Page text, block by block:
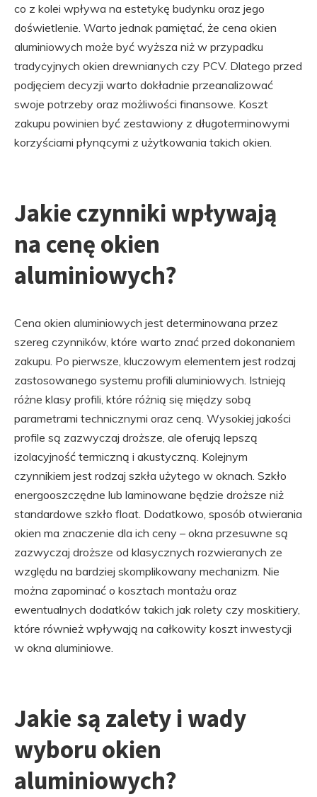
co z kolei wpływa na estetykę budynku oraz jego
doświetlenie. Warto jednak pamiętać, że cena okien
aluminiowych może być wyższa niż w przypadku
tradycyjnych okien drewnianych czy PCV. Dlatego przed
podjęciem decyzji warto dokładnie przeanalizować
swoje potrzeby oraz możliwości finansowe. Koszt
zakupu powinien być zestawiony z długoterminowymi
korzyściami płynącymi z użytkowania takich okien.
Jakie czynniki wpływają
na cenę okien
aluminiowych?
Cena okien aluminiowych jest determinowana przez
szereg czynników, które warto znać przed dokonaniem
zakupu. Po pierwsze, kluczowym elementem jest rodzaj
zastosowanego systemu profili aluminiowych. Istnieją
różne klasy profili, które różnią się między sobą
parametrami technicznymi oraz ceną. Wysokiej jakości
profile są zazwyczaj droższe, ale oferują lepszą
izolacyjność termiczną i akustyczną. Kolejnym
czynnikiem jest rodzaj szkła użytego w oknach. Szkło
energooszczędne lub laminowane będzie droższe niż
standardowe szkło float. Dodatkowo, sposób otwierania
okien ma znaczenie dla ich ceny – okna przesuwne są
zazwyczaj droższe od klasycznych rozwieranych ze
względu na bardziej skomplikowany mechanizm. Nie
można zapominać o kosztach montażu oraz
ewentualnych dodatków takich jak rolety czy moskitiery,
które również wpływają na całkowity koszt inwestycji
w okna aluminiowe.
Jakie są zalety i wady
wyboru okien
aluminiowych?